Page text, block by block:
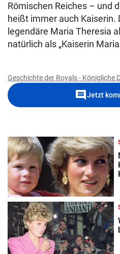
Römischen Reiches – und
heißt immer auch Kaiserin.
legendäre Maria Theresia
natürlich als „Kaiserin
commentJetzt